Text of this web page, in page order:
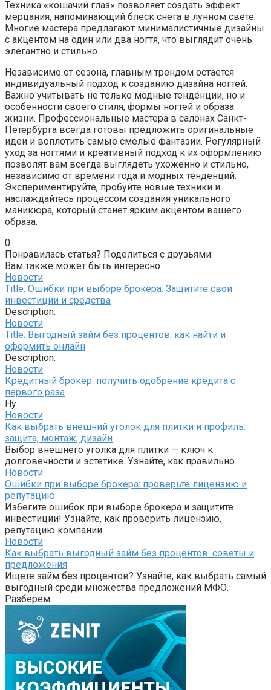
Техника «кошачий глаз» позволяет создать эффект
мерцания, напоминающий блеск снега в лунном свете.
Многие мастера предлагают минималистичные дизайны
с акцентом на один или два ногтя, что выглядит очень
элегантно и стильно.
Независимо от сезона, главным трендом остается
индивидуальный подход к созданию дизайна ногтей.
Важно учитывать не только модные тенденции, но и
особенности своего стиля, формы ногтей и образа
жизни. Профессиональные мастера в салонах Санкт-
Петербурга всегда готовы предложить оригинальные
идеи и воплотить самые смелые фантазии. Регулярный
уход за ногтями и креативный подход к их оформлению
позволят вам всегда выглядеть ухоженно и стильно,
независимо от времени года и модных тенденций.
Экспериментируйте, пробуйте новые техники и
наслаждайтесь процессом создания уникального
маникюра, который станет ярким акцентом вашего
образа.
0
Понравилась статья? Поделиться с друзьями:
Вам также может быть интересно
Новости
Title: Ошибки при выборе брокера: Защитите свои
инвестиции и средства
Description:
Новости
Title: Выгодный займ без процентов: как найти и
оформить онлайн
Description:
Новости
Кредитный брокер: получить одобрение кредита с
первого раза
Ну
Новости
Как выбрать внешний уголок для плитки и профиль:
защита, монтаж, дизайн
Выбор внешнего уголка для плитки — ключ к
долговечности и эстетике. Узнайте, как правильно
Новости
Ошибки при выборе брокера: проверьте лицензию и
репутацию
Избегите ошибок при выборе брокера и защитите
инвестиции! Узнайте, как проверить лицензию,
репутацию компании
Новости
Как выбрать выгодный займ без процентов: советы и
предложения
Ищете займ без процентов? Узнайте, как выбрать самый
выгодный среди множества предложений МФО.
Разберем